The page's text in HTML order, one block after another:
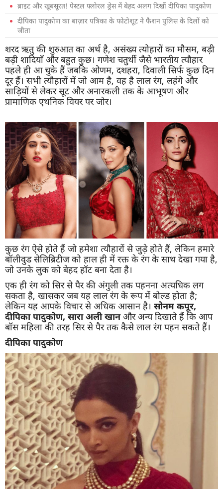
ब्राइट और खूबसूरत! पेस्टल फ्लोरल ड्रेस में बेहद अलग दिखीं दीपिका पादुकोण
दीपिका पादुकोण का बाज़ार पत्रिका के फोटोशूट ने फैशन पुलिस के दिलों को
जीता
शरद ऋतु की शुरुआत का अर्थ है, असंख्य त्योहारों का मौसम, बड़ी
बड़ी शादियाँ और बहुत कुछ। गणेश चतुर्थी जैसे भारतीय त्यौहार
पहले ही आ चुके हैं जबकि ओणम, दशहरा, दिवाली सिर्फ कुछ दिन
दूर हैं। सभी त्यौहारों में जो आम है, वह है लाल रंग, लहंगे और
साड़ियों से लेकर सूट और अनारकली तक के आभूषण और
प्रामाणिक एथनिक वियर पर जोर।
कुछ रंग ऐसे होते हैं जो हमेशा त्यौहारों से जुड़े होते हैं, लेकिन हमारे
बॉलीवुड सेलिब्रिटीज को हाल ही में रक्त के रंग के साथ देखा गया है,
जो उनके लुक को बेहद हॉट बना देता है।
एक ही रंग को सिर से पैर की अंगुली तक पहनना अत्यधिक लग
सकता है, खासकर जब यह लाल रंग के रूप में बोल्ड होता है;
लेकिन यह आपके विचार से अधिक आसान है। सोनम कपूर,
दीपिका पादुकोण, सारा अली खानऔर अन्य दिखाते हैं कि आप
बॉस महिला की तरह सिर से पैर तक कैसे लाल रंग पहन सकते हैं।
दीपिका पादुकोण